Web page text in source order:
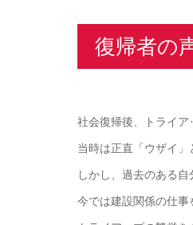
復帰者の
社会復帰後、トライア
当時は正直「ウザイ」
しかし、過去のある
今では建設関係の仕事